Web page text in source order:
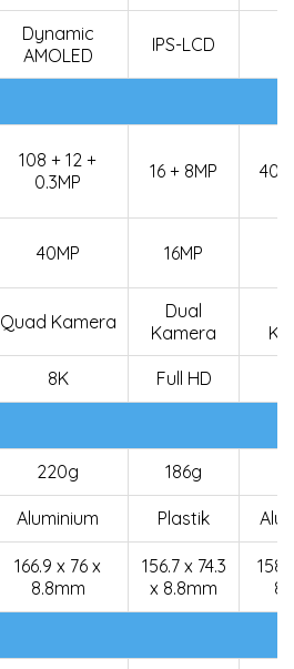
Dynamic
AMOLED
IPS-LCD
108 + 12 +
0.3MP
16 + 8MP 40
40MP 16MP
Quad Kamera
Dual
Kamera
8K Full HD
220g 186g
Aluminium Plastik
166.9 x 76 x
8.8mm
156.7 x 74.3
x 8.8mm
158